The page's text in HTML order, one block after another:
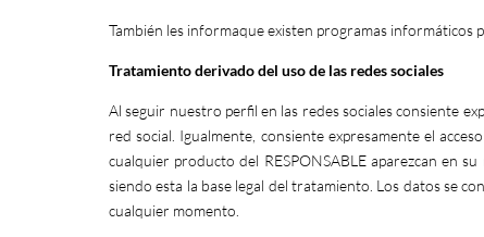
También les informaque existen programas informáticos
Tratamiento derivado del uso de las redes sociales
Al seguir nuestro perfil en las redes sociales consiente
red social. Igualmente, consiente expresamente el
cualquier producto del RESPONSABLE aparezcan en
siendo esta la base legal del tratamiento. Los datos se
cualquier momento.